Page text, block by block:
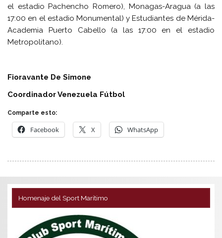
el estadio Pachencho Romero), Monagas-Aragua (a las
17:00 en el estadio Monumental) y Estudiantes de Mérida-
Academia Puerto Cabello (a las 17:00 en el estadio
Metropolitano).
Fioravante De Simone
Coordinador Venezuela Fútbol
Comparte esto:
Facebook X WhatsApp
Homenaje del Sport Marítimo